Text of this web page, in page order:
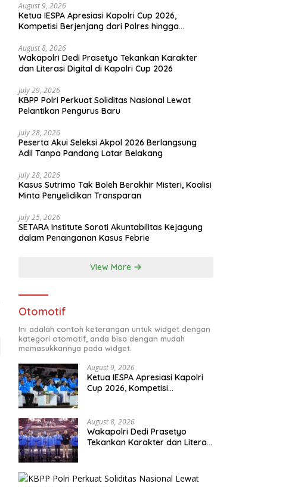
August 9, 2026
Ketua IESPA Apresiasi Kapolri Cup 2026,
Kompetisi Berjenjang dari Polres hingga
August 8, 2026
Wakapolri Dedi Prasetyo Tekankan Karakter
dan Literasi Digital di Kapolri Cup 2026
July 29, 2026
KBPP Polri Perkuat Soliditas Nasional Lewat
Pelantikan Pengurus Baru
July 28, 2026
Peserta Akui Seleksi Akpol 2026 Berlangsung
Adil Tanpa Pandang Latar Belakang
July 28, 2026
Kasus Sutrimo Tak Boleh Berakhir Misteri, Koalisi
Minta Penyelidikan Transparan
July 25, 2026
SETARA Institute Soroti Akuntabilitas Kejagung
dalam Penanganan Kasus Febrie
View More
Otomotif
Ini adalah contoh keterangan untuk widget dengan
kategori otomotif, anda bisa dengan mudah
memasukkannya pada widget.
August 9, 2026
Ketua IESPA Apresiasi Kapolri
Cup 2026, Kompetisi
August 8, 2026
Wakapolri Dedi Prasetyo
Tekankan Karakter dan Literasi